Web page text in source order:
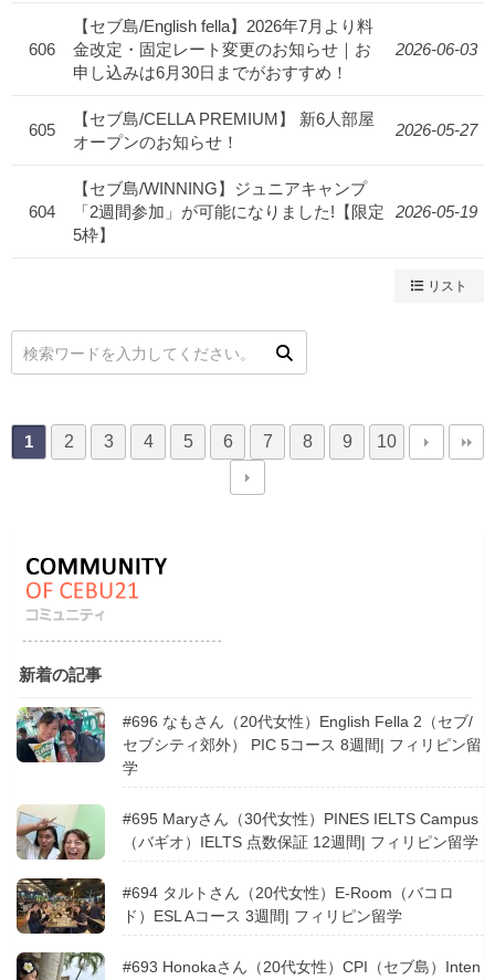
606
【セブ島/English fella】2026年7月より料
金改定・固定レート変更のお知らせ｜お
申し込みは6月30日までがおすすめ！
2026-06-03
605
【セブ島/CELLA PREMIUM】 新6人部屋
オープンのお知らせ！
2026-05-27
604
【セブ島/WINNING】ジュニアキャンプ
「2週間参加」が可能になりました!【限定
5枠】
2026-05-19
リスト
1 2 3 4 5 6 7 8 9 10
新着の記事
#696 なもさん（20代女性）English Fella 2（セブ/
セブシティ郊外） PIC 5コース 8週間| フィリピン留
学
#695 Maryさん（30代女性）PINES IELTS Campus
（バギオ）IELTS 点数保証 12週間| フィリピン留学
#694 タルトさん（20代女性）E-Room（バコロ
ド）ESL Aコース 3週間| フィリピン留学
#693 Honokaさん（20代女性）CPI（セブ島）Inten